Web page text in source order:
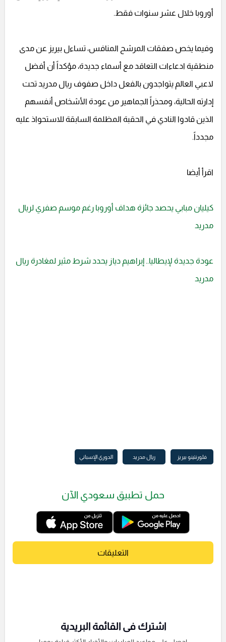
أوروبا خلال عشر سنوات فقط.
وفيما يخص صفقات المرشح المنافس، تساءل بيريز عن مدى
منطقية ادعاءات التعاقد مع أسماء جديدة، مؤكداً أن أفضل
لاعبي العالم يتواجدون بالفعل داخل صفوف ريال مدريد تحت
إدارته الحالية، ومحذراً الجماهير من عودة الأشخاص أنفسهم
الذين قادوا النادي في الحقبة المظلمة السابقة للاستحواذ عليه
مجدداً.
اقرأ أيضا
كيليان مبابي يحصد جائزة هداف أوروبا رغم موسم صفري لريال
مدريد
عودة جديدة لإيطاليا.. إبراهيم دياز يحدد شرط مثير لمغادرة ريال
مدريد
فلورنتينو بيريز ريال مدريد الدوري الإسباني
حمل تطبيق سعودي الآن
التعليقات
اشترك فى القائمة البريدية